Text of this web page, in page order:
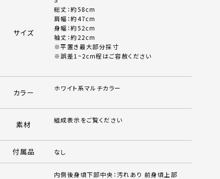
サイズ
総丈：約58cm
肩幅：約47cm
身幅：約52cm
袖丈：約22cm
※平置き最大部分採寸
※誤差1~2cm程はご容赦ください
カラー ホワイト系マルチカラー
素材 組成表示をご覧ください
付属品 なし
内側後身頃下部中央：汚れあり 前身頃上部